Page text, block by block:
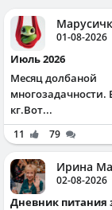
01-08-2026
Июль 2026
Месяц долбаной
многозадачности.
кг.Вот...
11 79
Ирина
02-08-2026
Дневник питания